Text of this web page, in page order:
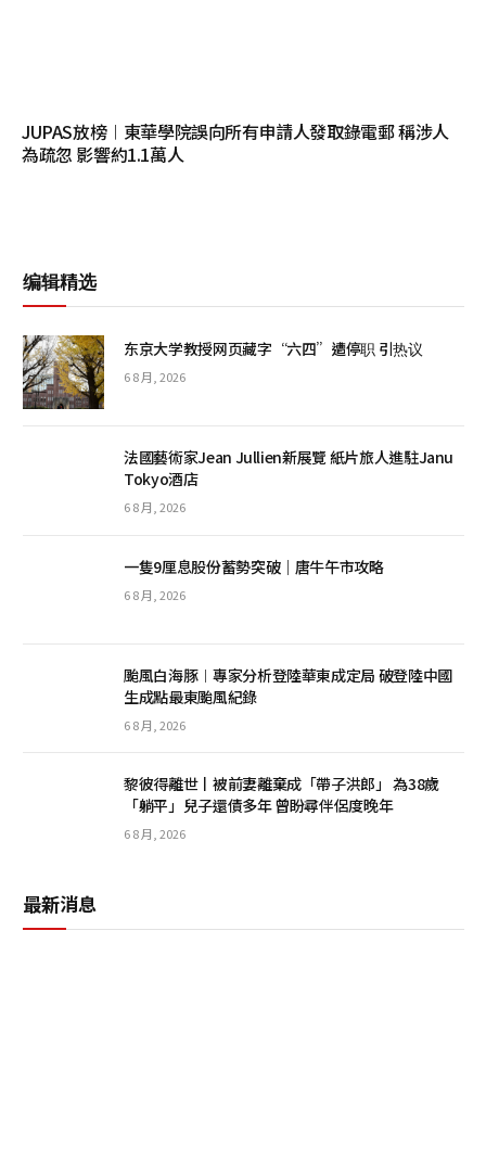
JUPAS放榜︱東華學院誤向所有申請人發取錄電郵 稱涉人
為疏忽 影響約1.1萬人
编辑精选
东京大学教授网页藏字“六四”遭停职 引热议
6 8 月, 2026
法國藝術家Jean Jullien新展覽 紙片旅人進駐Janu
Tokyo酒店
6 8 月, 2026
一隻9厘息股份蓄勢突破｜唐牛午市攻略
6 8 月, 2026
颱風白海豚︱專家分析登陸華東成定局 破登陸中國
生成點最東颱風紀錄
6 8 月, 2026
黎彼得離世丨被前妻離棄成「帶子洪郎」 為38歲
「躺平」兒子還債多年 曾盼尋伴侶度晚年
6 8 月, 2026
最新消息